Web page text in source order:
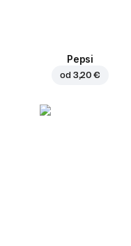
Pepsi
od 3,20 €